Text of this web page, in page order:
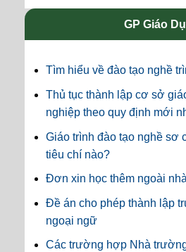
GP Giáo
Tìm hiểu về đào tạo nghề
Thủ tục thành lập cơ sở
nghiệp theo quy định mới
Giáo trình đào tạo nghề sơ
tiêu chí nào?
Đơn xin học thêm ngoài
Đề án cho phép thành lập
ngoại ngữ
Các trường hợp Nhà